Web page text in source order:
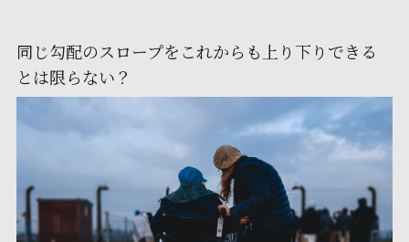
同じ勾配のスロープをこれからも上り下りできる
とは限らない？